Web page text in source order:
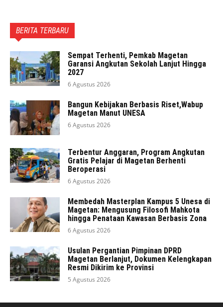
BERITA TERBARU
Sempat Terhenti, Pemkab Magetan
Garansi Angkutan Sekolah Lanjut Hingga
2027
6 Agustus 2026
Bangun Kebijakan Berbasis Riset,Wabup
Magetan Manut UNESA
6 Agustus 2026
Terbentur Anggaran, Program Angkutan
Gratis Pelajar di Magetan Berhenti
Beroperasi
6 Agustus 2026
Membedah Masterplan Kampus 5 Unesa di
Magetan: Mengusung Filosofi Mahkota
hingga Penataan Kawasan Berbasis Zona
6 Agustus 2026
Usulan Pergantian Pimpinan DPRD
Magetan Berlanjut, Dokumen Kelengkapan
Resmi Dikirim ke Provinsi
5 Agustus 2026